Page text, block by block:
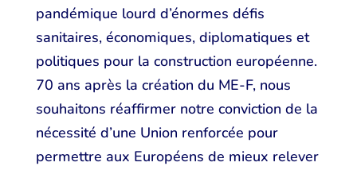
pandémique lourd d’énormes défis
sanitaires, économiques, diplomatiques et
politiques pour la construction européenne.
70 ans après la création du ME-F, nous
souhaitons réaffirmer notre conviction de la
nécessité d’une Union renforcée pour
permettre aux Européens de mieux relever